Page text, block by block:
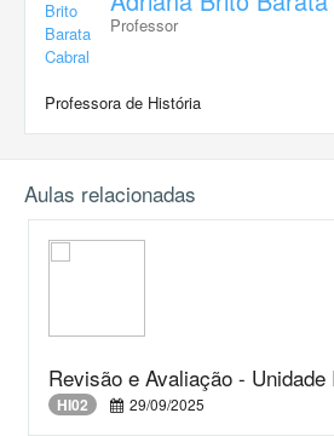
Professor
Professora de História
Aulas relacionadas
Revisão e Avaliação - Unidade
HI02 29/09/2025